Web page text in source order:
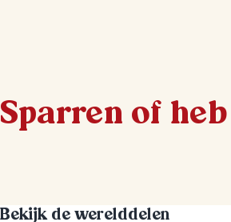
Sparren of
Bekijk de werelddelen